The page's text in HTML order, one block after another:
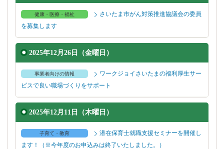
健康・医療・福祉
さいたま市がん対策推進協議会の委員
を募集します
2025年12月26日（金曜日）
事業者向けの情報
ワークジョイさいたまの福利厚生サー
ビスで良い職場づくりをサポート
2025年12月11日（木曜日）
子育て・教育
潜在保育士就職支援セミナーを開催し
ます！（※今年度のお申込みは終了いたしました。）